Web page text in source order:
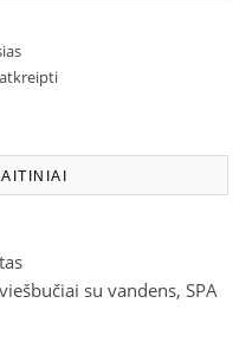
su vandens, SPA